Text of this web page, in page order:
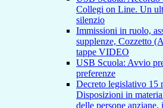
Collegi on Line. Un
silenzio
Immissioni in ruolo,
supplenze, Cozzetto
tappe VIDEO
USB Scuola: Avvio
preferenze
Decreto legislativo 15
Disposizioni in
delle persone anziane,